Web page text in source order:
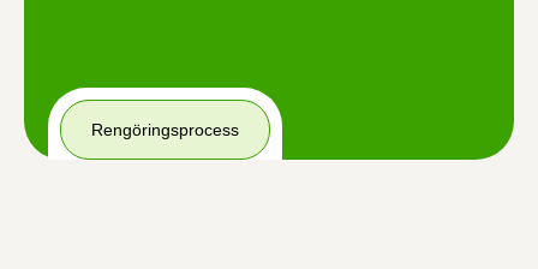
Rengöringsprocess